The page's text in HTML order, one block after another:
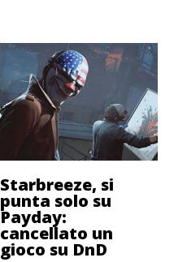
Starbreeze, si
punta solo su
Payday:
cancellato un
gioco su DnD